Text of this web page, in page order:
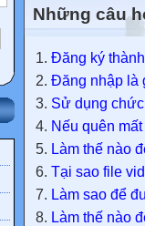
Những câu
Đăng ký
Đăng nhập là
Sử dụng
Nếu quên
Làm thế nào
Tại sao file
Làm sao để
Làm thế nào